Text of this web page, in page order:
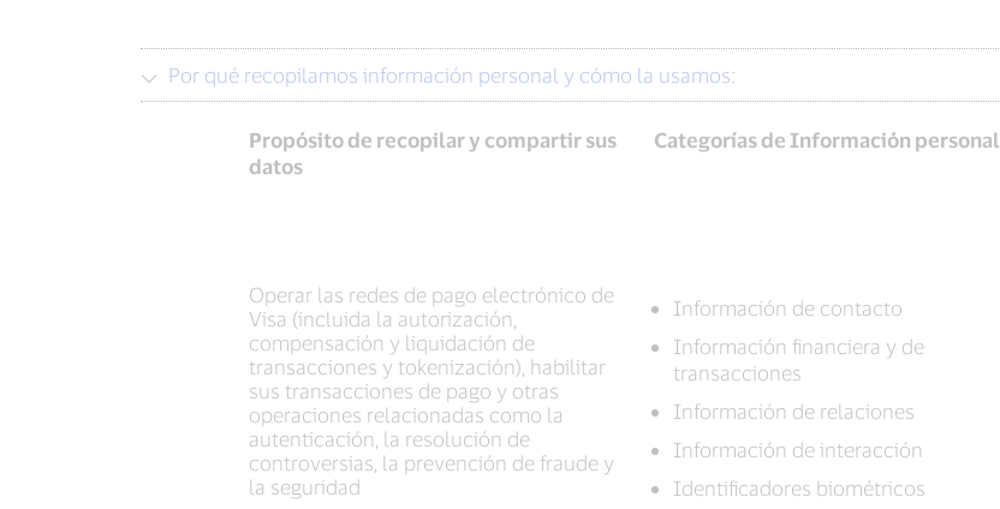
Por qué recopilamos información personal y cómo la usamos:
Propósito de recopilar y compartir sus
datos
Categorías de Información personal
Operar las redes de pago electrónico de
Visa (incluida la autorización,
compensación y liquidación de
transacciones y tokenización), habilitar
sus transacciones de pago y otras
operaciones relacionadas como la
autenticación, la resolución de
controversias, la prevención de fraude y
la seguridad
Información de contacto
Información financiera y de
transacciones
Información de relaciones
Información de interacción
Identificadores biométricos